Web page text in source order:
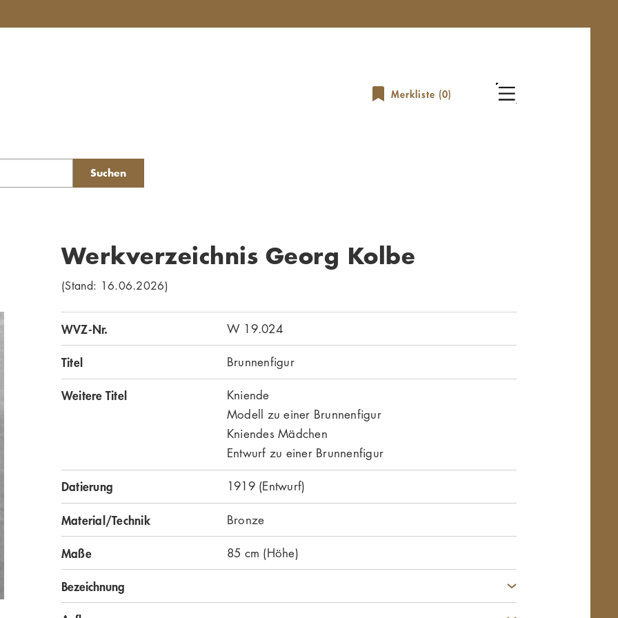
Merkliste (0)
Suchen
Werkverzeichnis Georg Kolbe
(Stand: 16.06.2026)
WVZ-Nr. W 19.024
Titel Brunnenfigur
Weitere Titel
Kniende
Modell zu einer Brunnenfigur
Kniendes Mädchen
Entwurf zu einer Brunnenfigur
Datierung 1919 (Entwurf)
Material/Technik Bronze
Maße 85 cm (Höhe)
Bezeichnung